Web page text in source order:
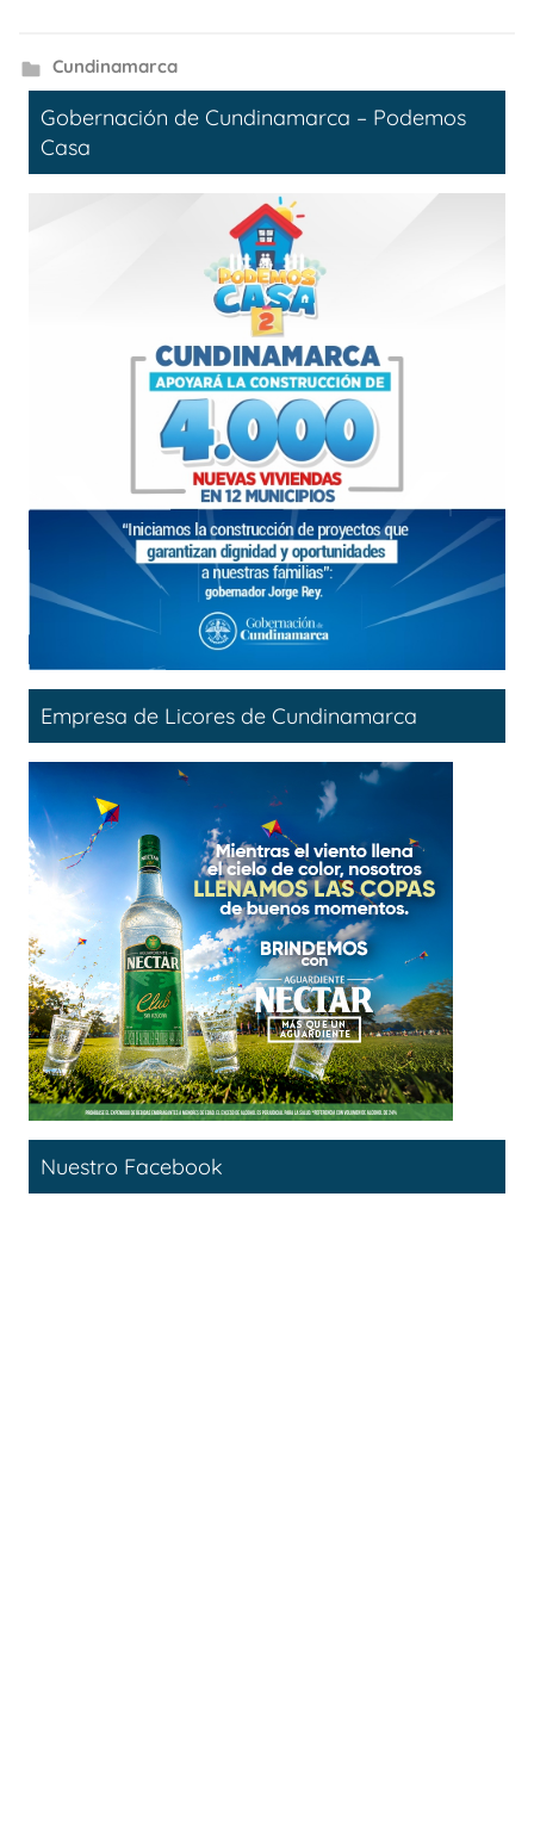
Cundinamarca
Gobernación de Cundinamarca – Podemos
Casa
Empresa de Licores de Cundinamarca
Nuestro Facebook